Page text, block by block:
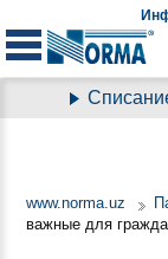
Списание
www.norma.uz
важные для